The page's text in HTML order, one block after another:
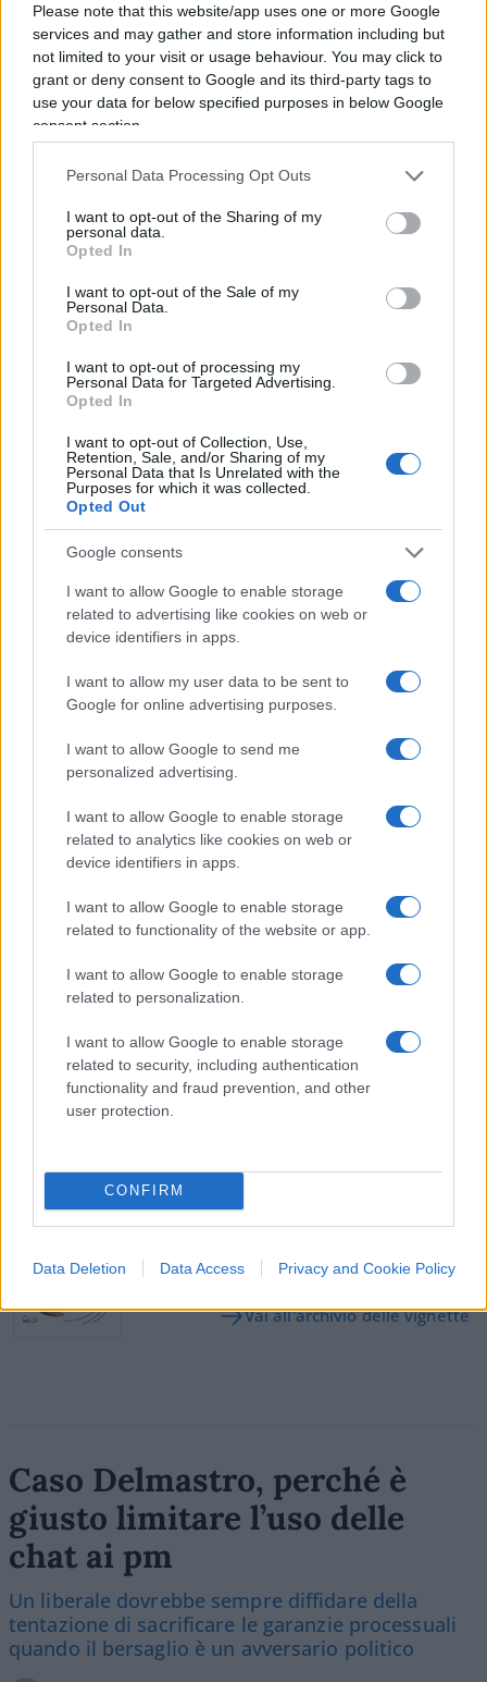
Please note that this website/app uses one or more Google
services and may gather and store information including but
not limited to your visit or usage behaviour. You may click to
grant or deny consent to Google and its third-party tags to
use your data for below specified purposes in below Google
consent section.
Personal Data Processing Opt Outs
I want to opt-out of the Sharing of my
personal data.
Opted In
I want to opt-out of the Sale of my
Personal Data.
Opted In
I want to opt-out of processing my
Personal Data for Targeted Advertising.
Opted In
I want to opt-out of Collection, Use,
Retention, Sale, and/or Sharing of my
Personal Data that Is Unrelated with the
Purposes for which it was collected.
Opted Out
Google consents
I want to allow Google to enable storage
related to advertising like cookies on web or
device identifiers in apps.
I want to allow my user data to be sent to
Google for online advertising purposes.
I want to allow Google to send me
personalized advertising.
I want to allow Google to enable storage
related to analytics like cookies on web or
device identifiers in apps.
I want to allow Google to enable storage
related to functionality of the website or app.
I want to allow Google to enable storage
related to personalization.
I want to allow Google to enable storage
related to security, including authentication
functionality and fraud prevention, and other
user protection.
CONFIRM
Data Deletion Data Access Privacy and Cookie Policy
Giorgetti. Ma non faccia cadere il governo, tanto le
elezioni anticipate non ci saranno mai: sono
birbanti, ma non fessacchiotti.Se ne vada in
punta di piedi, l’ottanta per cento dei cittadini,
anche quelli che non la votano, sanno che il suo
compito lei l’ha compiuto: ripristinare la legalità
pensano come lei, anche se fingono di
contestarla. Ha notato? L’attaccano sempre sulla
forma, non sulla sostanza.
Lei è diventato, nel bene o nel male, l’uomo
considerato più potente in Italia. Ma questa è una
fake truth istituzionale. Lei, e immagino lo sappia,
è potente solo sulla carta e solo in termini di
immagine. Il potere vero è rimasto nei tabernacoli
ove è sempre stato, e continua a stare, e a essere
gestito dai soliti noti. Lei ha toccato una delle
ostie benedette, si è inventato quota 100 e lì si è
politicamente suicidato. Tutto qua.
Sono convinto che, come capo della Lega,
comincerà per lei una vita nuova, prenda la
politica come un divertissement, vedrà, sarà
Riccardo Ruggeri, 16 luglio 2019
Zafferano.news
#MATTEO SALVINI
Leggi i commenti
SEDUTE SATIRICHE
Vignetta del 04/08/2026
Vai all'archivio delle vignette
Caso Delmastro, perché è
giusto limitare l’uso delle
chat ai pm
Un liberale dovrebbe sempre diffidare della
tentazione di sacrificare le garanzie processuali
quando il bersaglio è un avversario politico